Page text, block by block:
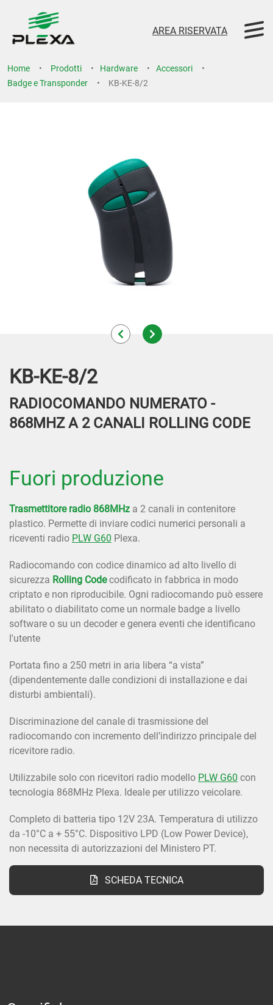
AREA RISERVATA
Home Prodotti Hardware
Accessori
Badge e Transponder
KB-KE-8/2
KB-KE-8/2
RADIOCOMANDO NUMERATO -
868MHZ A 2 CANALI ROLLING CODE
Fuori produzione
Trasmettitore radio 868MHz a 2 canali in contenitore
plastico. Permette di inviare codici numerici personali a
riceventi radio PLW G60 Plexa.
Radiocomando con codice dinamico ad alto livello di
sicurezza Rolling Codecodificato in fabbrica in modo
criptato e non riproducibile. Ogni radiocomando può essere
abilitato o diabilitato come un normale badge a livello
software o su un decoder e genera eventi che identificano
l'utente
Portata fino a 250 metri in aria libera “a vista”
(dipendentemente dalle condizioni di installazione e dai
disturbi ambientali).
Discriminazione del canale di trasmissione del
radiocomando con incremento dell’indirizzo principale del
ricevitore radio.
Utilizzabile solo con ricevitori radio modello PLW G60 con
tecnologia 868MHz Plexa. Ideale per utilizzo veicolare.
Completo di batteria tipo 12V 23A. Temperatura di utilizzo
da -10°C a + 55°C. Dispositivo LPD (Low Power Device),
non necessita di autorizzazioni del Ministero PT.
SCHEDA TECNICA